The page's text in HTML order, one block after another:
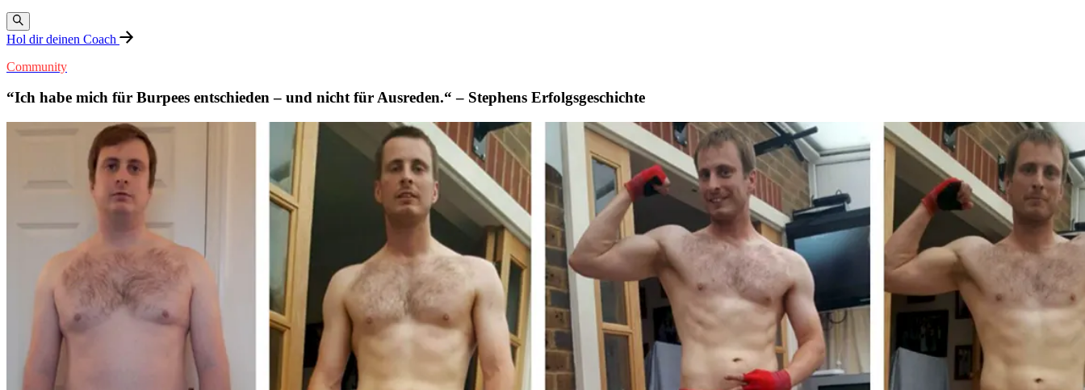
Hol dir deinen Coach
Community
“Ich habe mich für Burpees entschieden – und nicht für Ausreden.“ – Stephens Erfolgsgeschichte